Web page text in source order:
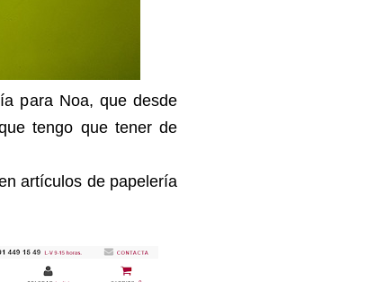
para Noa, que desde
tengo que tener de
artículos de papelería